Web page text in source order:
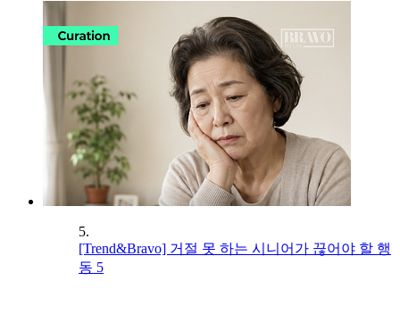
5.
[Trend&Bravo] 거절 못 하는 시니어가 끊어야 할 행
동 5